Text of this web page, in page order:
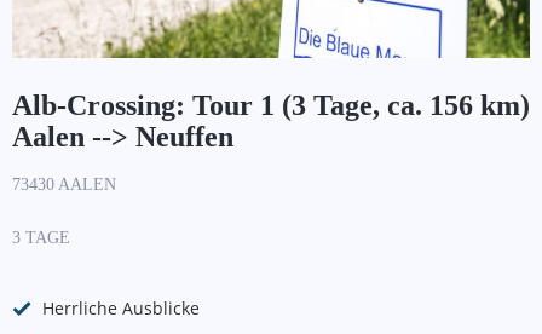
Alb-Crossing: Tour 1 (3 Tage, ca. 156 km)
Aalen --> Neuffen
73430 AALEN
3 TAGE
Herrliche Ausblicke